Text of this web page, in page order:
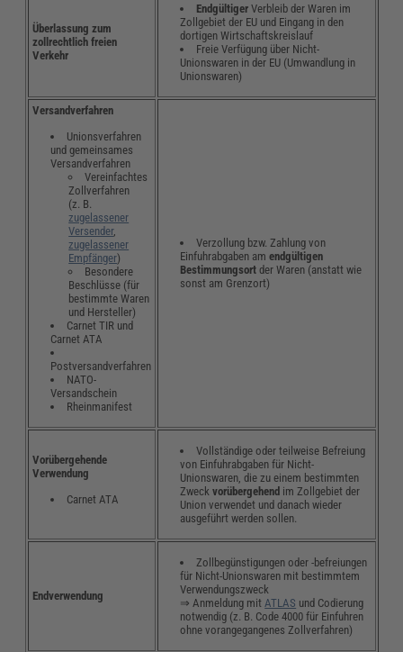
Überlassung zum
zollrechtlich freien
Verkehr
Endgültiger Verbleib der Waren im
Zollgebiet der EU und Eingang in den
dortigen Wirtschaftskreislauf
Freie Verfügung über Nicht-
Unionswaren in der EU (Umwandlung in
Unionswaren)
Versandverfahren
Unionsverfahren
und gemeinsames
Versandverfahren
Vereinfachtes
Zollverfahren
(z. B.
zugelassener
Versender,
zugelassener
Empfänger)
Besondere
Beschlüsse (für
bestimmte Waren
und Hersteller)
Carnet TIR und
Carnet ATA
Postversandverfahren
NATO-
Versandschein
Rheinmanifest
Verzollung bzw. Zahlung von
Einfuhrabgaben amendgültigen
Bestimmungsortder Waren (anstatt wie
sonst am Grenzort)
Vorübergehende
Verwendung
Carnet ATA
Vollständige oder teilweise Befreiung
von Einfuhrabgaben für Nicht-
Unionswaren, die zu einem bestimmten
Zweckvorübergehend im Zollgebiet der
Union verwendet und danach wieder
ausgeführt werden sollen.
Endverwendung
Zollbegünstigungen oder -befreiungen
für Nicht-Unionswaren mit bestimmtem
Verwendungszweck
⇒ Anmeldung mit ATLAS und Codierung
notwendig (z. B. Code 4000 für Einfuhren
ohne vorangegangenes Zollverfahren)